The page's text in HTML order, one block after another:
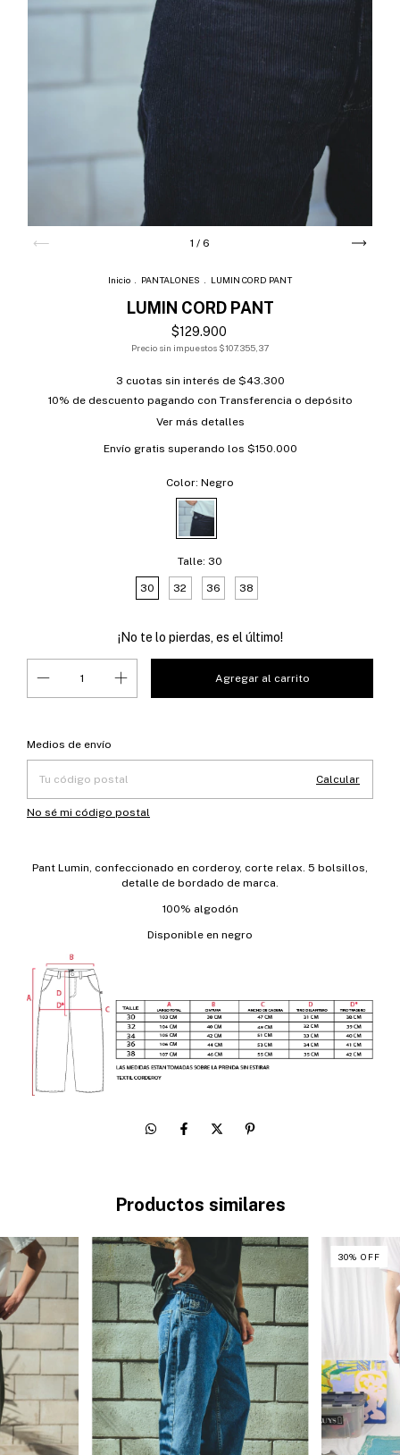
1 / 6
Inicio PANTALONES LUMIN CORD PANT
LUMIN CORD PANT
$129.900
Precio sin impuestos $107.355,37
3 cuotas sin interés de $43.300
10% de descuento pagando con Transferencia o depósito
Ver más detalles
Envío gratis superando los $150.000
Color: Negro
Talle: 30
30 32 36 38
¡No te lo pierdas, es el último!
Entregas para el CP:
Medios de envío
Calcular
No sé mi código postal
Pant Lumin, confeccionado en corderoy, corte relax. 5 bolsillos,
detalle de bordado de marca.
100% algodón
Disponible en negro
Productos similares
30%OFF